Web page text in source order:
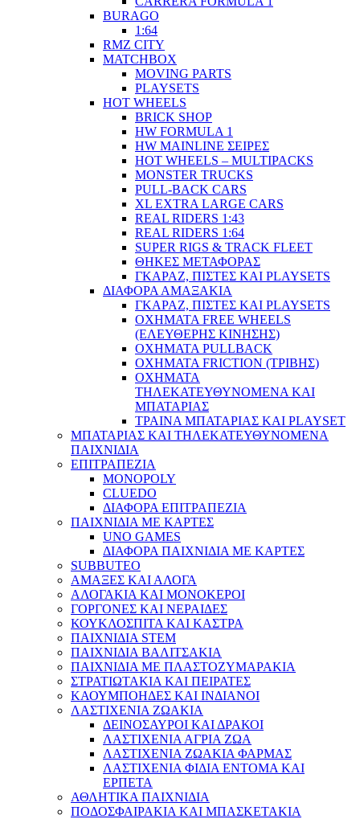
BURAGO
1:64
RMZ CITY
MATCHBOX
MOVING PARTS
PLAYSETS
HOT WHEELS
BRICK SHOP
HW FORMULA 1
HW MAINLINE ΣΕΙΡΕΣ
HOT WHEELS – MULTIPACKS
MONSTER TRUCKS
PULL-BACK CARS
XL EXTRA LARGE CARS
REAL RIDERS 1:43
REAL RIDERS 1:64
SUPER RIGS & TRACK FLEET
ΘΗΚΕΣ ΜΕΤΑΦΟΡΑΣ
ΓΚΑΡΑΖ, ΠΙΣΤΕΣ ΚΑΙ PLAYSETS
ΔΙΑΦΟΡΑ ΑΜΑΞΑΚΙΑ
ΓΚΑΡΑΖ, ΠΙΣΤΕΣ ΚΑΙ PLAYSETS
ΟΧΗΜΑΤΑ FREE WHEELS
(ΕΛΕΥΘΕΡΗΣ ΚΙΝΗΣΗΣ)
ΟΧΗΜΑΤΑ PULLBACK
ΟΧΗΜΑΤΑ FRICTION (ΤΡΙΒΗΣ)
ΟΧΗΜΑΤΑ
ΤΗΛΕΚΑΤΕΥΘΥΝΟΜΕΝΑ ΚΑΙ
ΜΠΑΤΑΡΙΑΣ
ΤΡΑΙΝΑ ΜΠΑΤΑΡΙΑΣ ΚΑΙ PLAYSET
ΜΠΑΤΑΡΙΑΣ ΚΑΙ ΤΗΛΕΚΑΤΕΥΘΥΝΟΜΕΝΑ
ΠΑΙΧΝΙΔΙΑ
ΕΠΙΤΡΑΠΕΖΙΑ
MONOPOLY
CLUEDO
ΔΙΑΦΟΡΑ ΕΠΙΤΡΑΠΕΖΙΑ
ΠΑΙΧΝΙΔΙΑ ΜΕ ΚΑΡΤΕΣ
UNO GAMES
ΔΙΑΦΟΡΑ ΠΑΙΧΝΙΔΙΑ ΜΕ ΚΑΡΤΕΣ
SUBBUTEO
ΑΜΑΞΕΣ ΚΑΙ ΑΛΟΓΑ
ΑΛΟΓΑΚΙΑ ΚΑΙ ΜΟΝΟΚΕΡΟΙ
ΓΟΡΓΟΝΕΣ ΚΑΙ ΝΕΡΑΙΔΕΣ
ΚΟΥΚΛΟΣΠΙΤΑ ΚΑΙ ΚΑΣΤΡΑ
ΠΑΙΧΝΙΔΙΑ STEM
ΠΑΙΧΝΙΔΙΑ ΒΑΛΙΤΣΑΚΙΑ
ΠΑΙΧΝΙΔΙΑ ΜΕ ΠΛΑΣΤΟΖΥΜΑΡΑΚΙΑ
ΣΤΡΑΤΙΩΤΑΚΙΑ ΚΑΙ ΠΕΙΡΑΤΕΣ
ΚΑΟΥΜΠΟΗΔΕΣ ΚΑΙ ΙΝΔΙΑΝΟΙ
ΛΑΣΤΙΧΕΝΙΑ ΖΩΑΚΙΑ
ΔΕΙΝΟΣΑΥΡΟΙ ΚΑΙ ΔΡΑΚΟΙ
ΛΑΣΤΙΧΕΝΙΑ ΑΓΡΙΑ ΖΩΑ
ΛΑΣΤΙΧΕΝΙΑ ΖΩΑΚΙΑ ΦΑΡΜΑΣ
ΛΑΣΤΙΧΕΝΙΑ ΦΙΔΙΑ ΕΝΤΟΜΑ ΚΑΙ
ΕΡΠΕΤΑ
ΑΘΛΗΤΙΚΑ ΠΑΙΧΝΙΔΙΑ
ΠΟΔΟΣΦΑΙΡΑΚΙΑ ΚΑΙ ΜΠΑΣΚΕΤΑΚΙΑ